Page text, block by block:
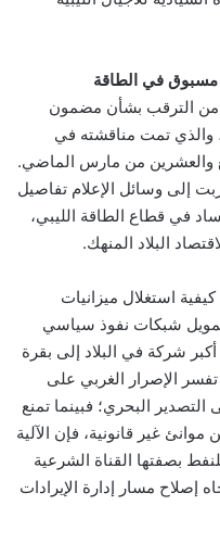
مسبوق في الطاقة
من الترقب بشأن مضمون
والذي تمت مناقشته في
والعشرين من مارس الماضي.
إلى وسائل الإعلام تفاصيل
في قطاع الطاقة الليبي،
البلاد المنهك.
استغلال ميزانيات
شبكات نفوذ سياسي
شركة في البلاد إلى بقرة
الإصرار الغربي على
التصدير البحري؛ فبينما تمنع
غير قانونية، فإن الآلية
بصفتها القناة الشرعية
إصلاح مسار إدارة الإيرادات